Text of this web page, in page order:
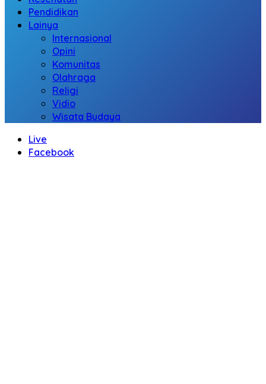
Pendidikan
Lainya
Internasional
Opini
Komunitas
Olahraga
Religi
Vidio
Wisata Budaya
Live
Facebook